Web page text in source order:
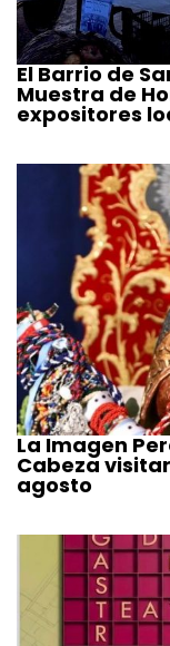
El Barrio de
Muestra de
expositores
La Imagen
Cabeza
agosto